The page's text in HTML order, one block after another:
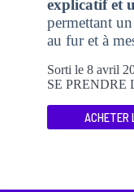
explicatif et
permettant
au fur et à
Sorti le 8 avril
SE PRENDRE
ACHETER